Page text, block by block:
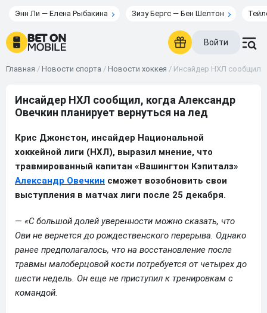
Энн Ли — Елена Рыбакина Зизу Бергс — Бен Шелтон
Войти
Главная / Новости спорта / Новости хоккея / Инсайдер НХЛ сообщил,
Инсайдер НХЛ сообщил, когда Александр
Овечкин планирует вернуться на лед
Крис Джонстон, инсайдер Национальной
хоккейной лиги (НХЛ), выразил мнение, что
травмированный капитан «Вашингтон Кэпиталз»
Александр Овечкин сможет возобновить свои
выступления в матчах лиги после 25 декабря.
— «С большой долей уверенности можно сказать, что
Ови не вернется до рождественского перерыва. Однако
ранее предполагалось, что на восстановление после
травмы малоберцовой кости потребуется от четырех до
шести недель. Он еще не приступил к тренировкам с
командой.